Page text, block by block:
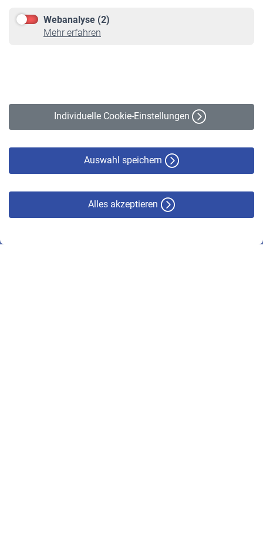
Webanalyse (2)
Mehr erfahren
Individuelle Cookie-Einstellungen
Auswahl speichern
Alles akzeptieren
Online-Rechner
VBLnewsletter
Erklärung zur Barrierefreiheit
© VBL 2026